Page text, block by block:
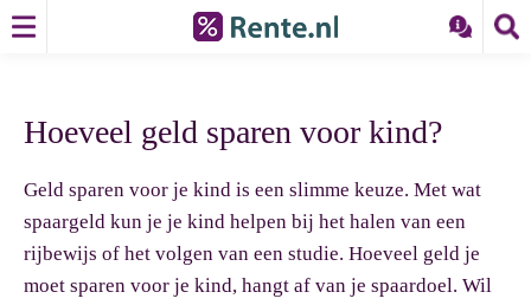
Hoeveel geld sparen voor kind?
Geld sparen voor je kind is een slimme keuze. Met wat
spaargeld kun je je kind helpen bij het halen van een
rijbewijs of het volgen van een studie. Hoeveel geld je
moet sparen voor je kind, hangt af van je spaardoel. Wil